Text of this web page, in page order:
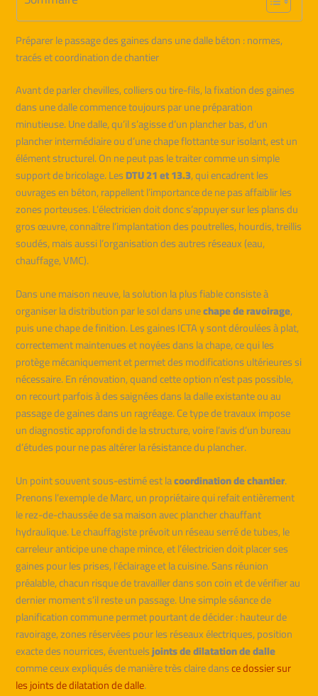
Préparer le passage des gaines dans une dalle béton : normes,
tracés et coordination de chantier
Avant de parler chevilles, colliers ou tire-fils, la fixation des gaines
dans une dalle commence toujours par une préparation
minutieuse. Une dalle, qu’il s’agisse d’un plancher bas, d’un
plancher intermédiaire ou d’une chape flottante sur isolant, est un
élément structurel. On ne peut pas le traiter comme un simple
support de bricolage. LesDTU 21 et 13.3, qui encadrent les
ouvrages en béton, rappellent l’importance de ne pas affaiblir les
zones porteuses. L’électricien doit donc s’appuyer sur les plans du
gros œuvre, connaître l’implantation des poutrelles, hourdis, treillis
soudés, mais aussi l’organisation des autres réseaux (eau,
chauffage, VMC).
Dans une maison neuve, la solution la plus fiable consiste à
organiser la distribution par le sol dans unechape de ravoirage,
puis une chape de finition. Les gaines ICTA y sont déroulées à plat,
correctement maintenues et noyées dans la chape, ce qui les
protège mécaniquement et permet des modifications ultérieures si
nécessaire. En rénovation, quand cette option n’est pas possible,
on recourt parfois à des saignées dans la dalle existante ou au
passage de gaines dans un ragréage. Ce type de travaux impose
un diagnostic approfondi de la structure, voire l’avis d’un bureau
d’études pour ne pas altérer la résistance du plancher.
Un point souvent sous-estimé est lacoordination de chantier.
Prenons l’exemple de Marc, un propriétaire qui refait entièrement
le rez-de-chaussée de sa maison avec plancher chauffant
hydraulique. Le chauffagiste prévoit un réseau serré de tubes, le
carreleur anticipe une chape mince, et l’électricien doit placer ses
gaines pour les prises, l’éclairage et la cuisine. Sans réunion
préalable, chacun risque de travailler dans son coin et de vérifier au
dernier moment s’il reste un passage. Une simple séance de
planification commune permet pourtant de décider : hauteur de
ravoirage, zones réservées pour les réseaux électriques, position
exacte des nourrices, éventuelsjoints de dilatation de dalle
comme ceux expliqués de manière très claire dansce dossier sur
les joints de dilatation de dalle.